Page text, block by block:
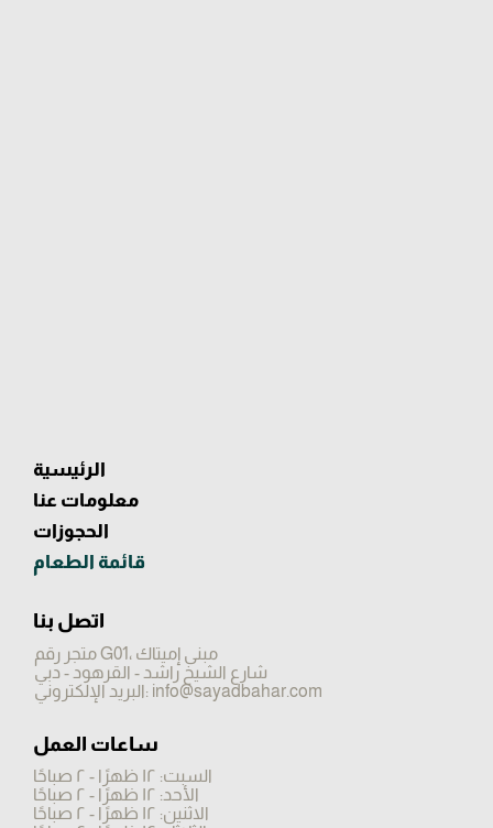
الرئيسية
معلومات عنا
الحجوزات
قائمة الطعام
​اتصل بنا
متجر رقم G01، مبنى إميتاك
شارع الشيخ راشد - القرهود - دبي
البريد الإلكتروني: info@sayadbahar.com
ساعات العمل
السبت: ١٢ ظهرًا - ٢ صباحًا
الأحد: ١٢ ظهرًا - ٢ صباحًا
الاثنين: ١٢ ظهرًا - ٢ صباحًا